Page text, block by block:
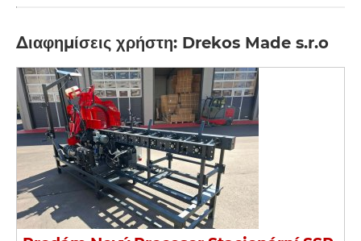
Διαφημίσεις χρήστη: Drekos Made s.r.o